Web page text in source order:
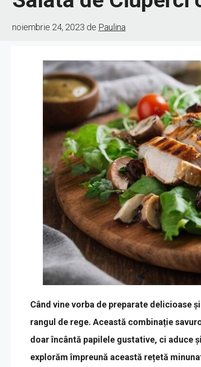
noiembrie 24, 2023 de Paulina
Când vine vorba de preparate delicioase
rangul de rege. Această combinație
doar încântă papilele gustative, ci aduce
explorăm împreună această rețetă